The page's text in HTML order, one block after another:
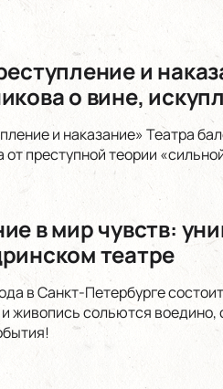
и
о вине,
и наказание» Театра
от преступной теории
в мир чувств:
театре
в Санкт-Петербурге
живопись сольются